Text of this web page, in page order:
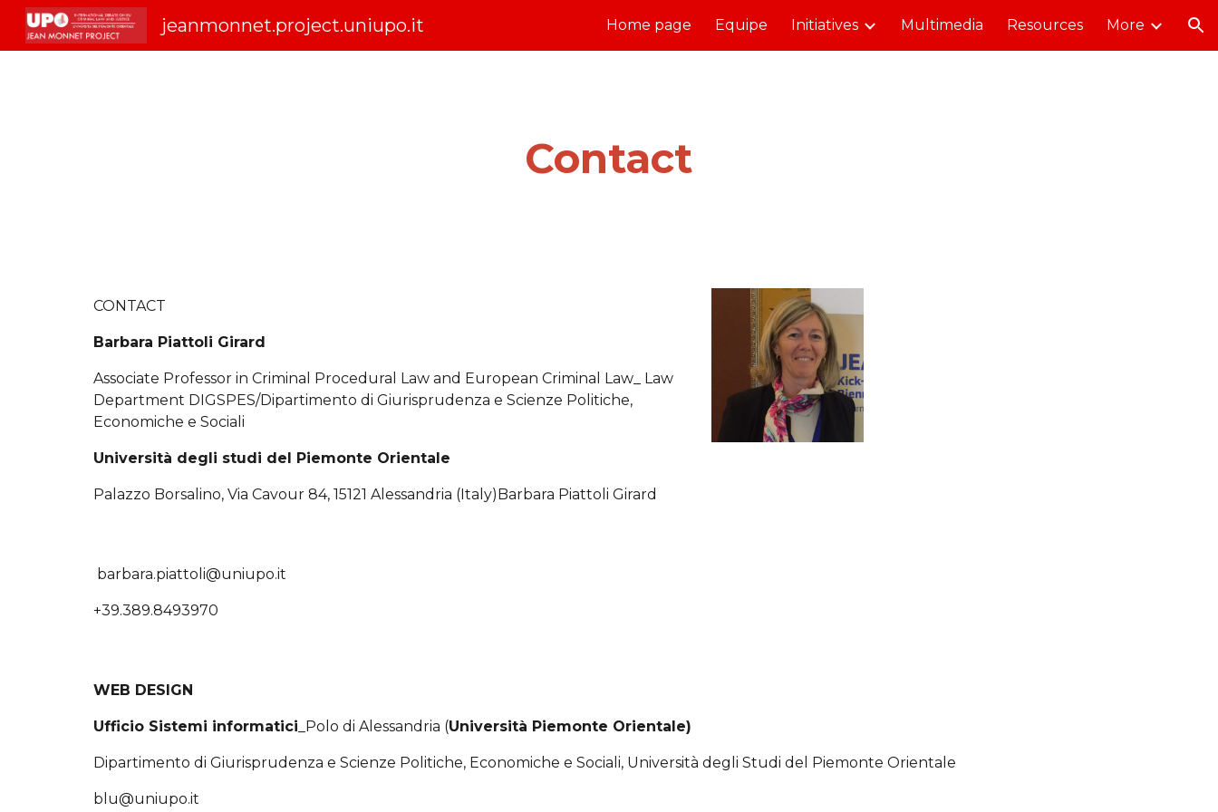
Skip to main content Skip to navigation
jeanmonnet.project.uniupo.it Home page Equipe Initiatives Multimedia Resources More
Contact
CONTACT
Barbara Piattoli Girard
Associate Professor in Criminal Procedural Law and European Criminal Law_ Law
Department DIGSPES/Dipartimento di Giurisprudenza e Scienze Politiche,
Economiche e Sociali
Università degli studi del Piemonte Orientale
Palazzo Borsalino, Via Cavour 84, 15121 Alessandria (Italy)Barbara Piattoli Girard
barbara.piattoli@uniupo.it
+39.389.8493970
WEB DESIGN
Ufficio Sistemi informatici _Polo di Alessandria (Università Piemonte Orientale)
Dipartimento di Giurisprudenza e Scienze Politiche, Economiche e Sociali, Università degli Studi del Piemonte Orientale
blu@uniupo.it